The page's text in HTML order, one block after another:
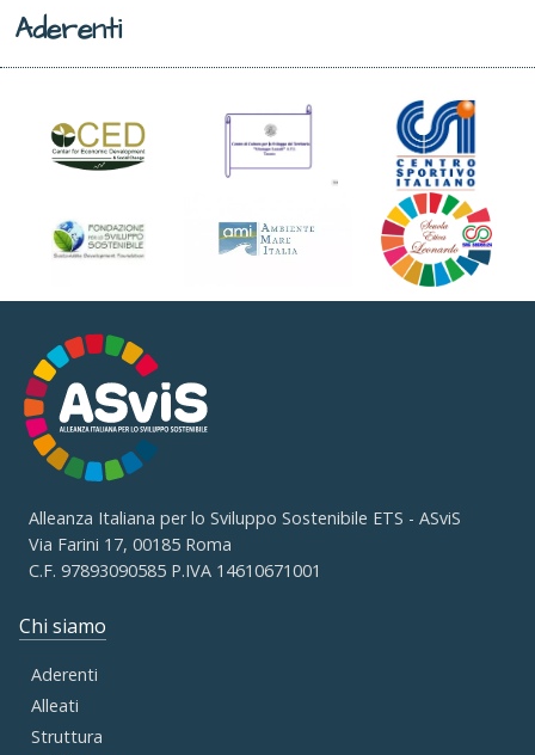
Aderenti
Alleanza Italiana per lo Sviluppo Sostenibile ETS - ASviS
Via Farini 17, 00185 Roma
C.F. 97893090585 P.IVA 14610671001
Chi siamo
Aderenti
Alleati
Struttura